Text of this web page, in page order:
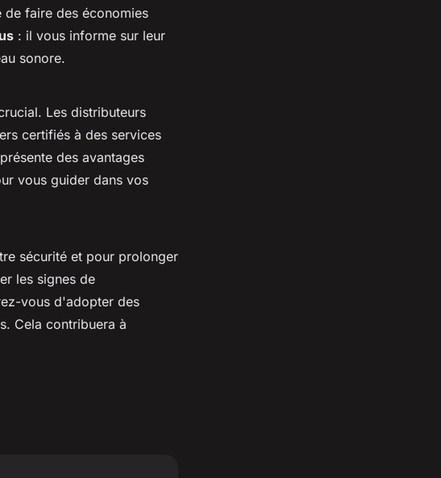
de faire des économies
: il vous informe sur leur
sonore.
Les distributeurs
certifiés à des services
des avantages
vous guider dans vos
sécurité et pour prolonger
les signes de
vous d'adopter des
Cela contribuera à